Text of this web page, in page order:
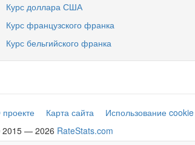
Курс доллара США
Курс французского франка
Курс бельгийского франка
Карта сайта
Использование cookie
— 2026 RateStats.com